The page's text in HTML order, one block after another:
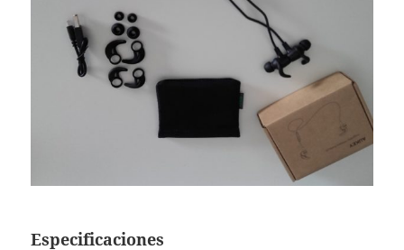
Especificaciones